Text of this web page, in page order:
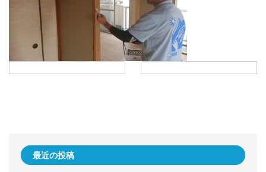
最近の投稿